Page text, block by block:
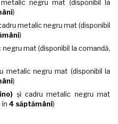
negru mat (disponibil la
)
metalic negru mat (disponibil
)
mat (disponibil la comandă,
metalic negru mat (disponibil la
)
și cadru metalic negru mat
în 4 săptămâni)